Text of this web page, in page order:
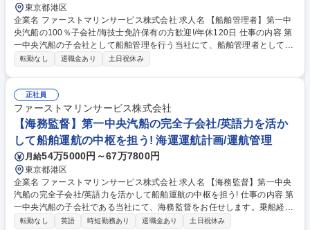
東京都港区
企業名 ファーストマリンサービス株式会社 求人名 【船舶管理者】第一中
央汽船の100％子会社/海技士免許保有の方歓迎!/年休120日 仕事の内容 第
一中央汽船の子会社として船舶管理を行う当社にて、船舶管理者としての
マネジメント業務をお任せします。60隻の船を管理しており、お客様であ
航船の定期的なメンテナンス計画とその管理 ●船舶の安全な運航を陸上か
ら支えるための徹底したスケジュール調整 ●担当部署における船舶管理費
用や予算の予実管理およびコストの抑制 ※先輩社員からの教育が充実して
おり、一つ一つ仕事を学ぶことができます。将来的には数隻の船舶を管理
頂きます。 募集職種 【船舶管理者】第一中央汽船の100％子会社/海技士
免許保有の方歓迎!/年休120日
転勤なし 退職金あり 土日祝休み
正社員
ファーストマリンサービス株式会社
【海務監督】第一中央汽船の完全子会社/英語力を活か
して船舶運航の中枢を担う! 海運運航計画/運航管理
月給54万5000円～67万7800円
東京都港区
企業名 ファーストマリンサービス株式会社 求人名 【海務監督】第一中央
汽船の完全子会社/英語力を活かして船舶運航の中枢を担う! 仕事の内容 第
一中央汽船の子会社である当社にて、海務監督をお任せします。乗船経験
や英語力を活かし、船舶の安全運航を陸上から管理していただきます。航
転勤なし 英語 時短勤務あり 退職金あり 土日祝休み